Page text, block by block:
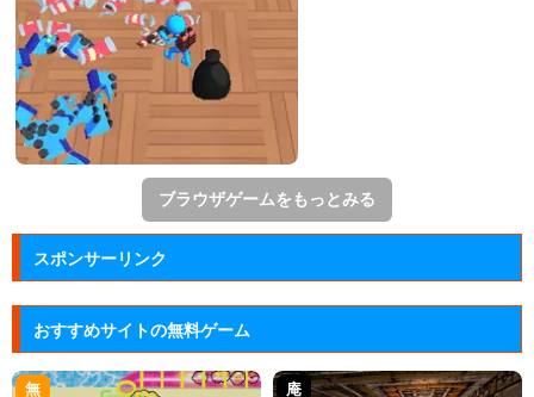
ブラウザゲームをもっとみる
スポンサーリンク
おすすめサイトの無料ゲーム
無 庵